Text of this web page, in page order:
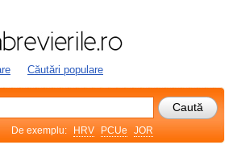
Căutări populare
De exemplu: HRV PCUe JOR